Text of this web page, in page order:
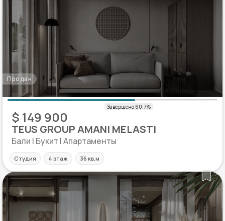
Продан
$ 149 900
TEUS GROUP AMANI MELASTI
Бали | Букит | Апартаменты
Студия 4 этаж 36 кв.м